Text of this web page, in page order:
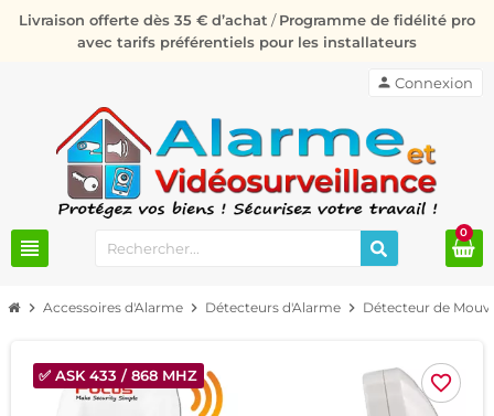
Livraison offerte dès 35 € d’achat /Programme de fidélité pro
avec tarifs préférentiels pour les installateurs
view_headline
person Connexion
0
chevron_right Accessoires d'Alarme chevron_right Détecteurs d'Alarme chevron_right Détecteur de
favorite_border
✅ ASK 433 / 868 MHZ